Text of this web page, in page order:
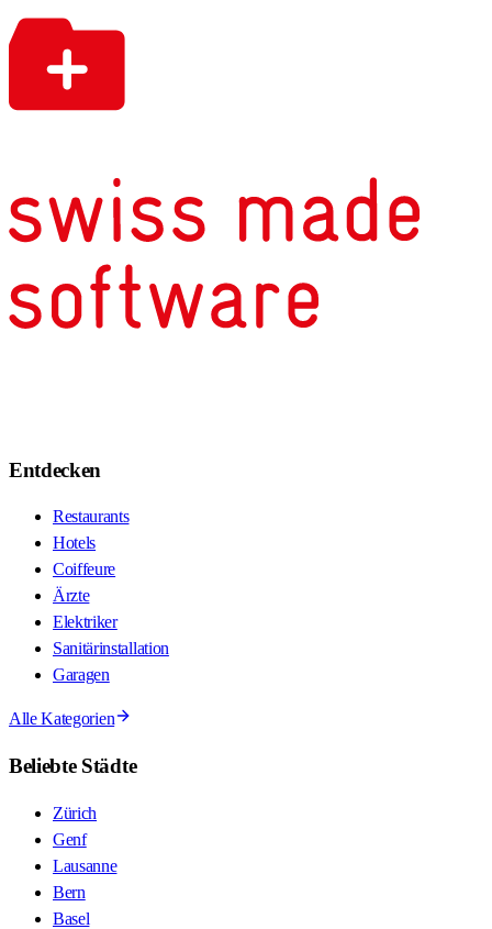
Entdecken
Restaurants
Hotels
Coiffeure
Ärzte
Elektriker
Sanitärinstallation
Garagen
Alle Kategorien
Beliebte Städte
Zürich
Genf
Lausanne
Bern
Basel